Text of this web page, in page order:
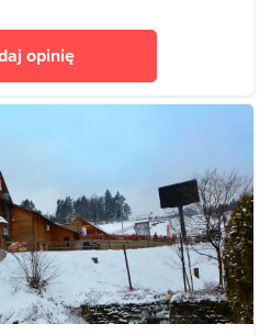
opinię